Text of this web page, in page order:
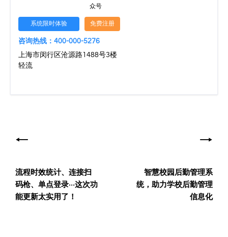
众号
系统限时体验 免费注册
咨询热线：400-000-5276
上海市闵行区沧源路1488号3楼
轻流
章
导
航流程时效统计、连接扫
码枪、单点登录···这次功
能更新太实用了！
智慧校园后勤管理系
统，助力学校后勤管理
信息化